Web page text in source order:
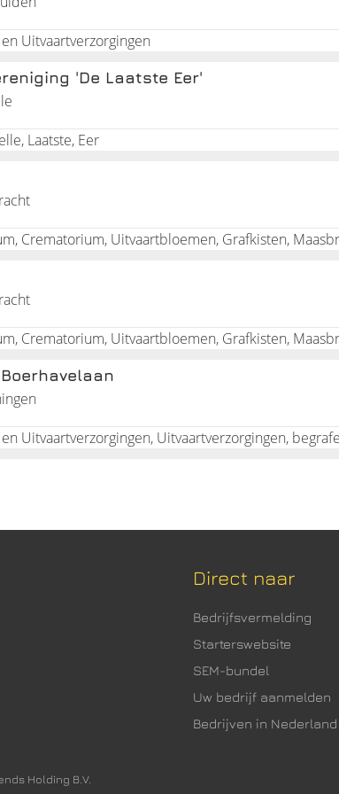
nabestaanden niet met onverhoopte kosten achter
duizenden euro\'s. Daarom is het goed om eens na
geregeld is nu u nog leeft!
Uitvaartverzorgingen
'De Laatste Eer'
Laatste, Eer
Crematorium, Uitvaartbloemen, Grafkisten,
Crematorium, Uitvaartbloemen, Grafkisten,
Uitvaartverzorgingen, Uitvaartverzorgingen,
Holding B.V.
Direct naar
Bedrijfsvermelding
Starterswebsite
SEM-bundel
Uw bedrijf aanmelden
Bedrijven in Nederland